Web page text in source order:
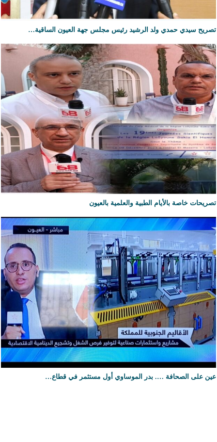
تصريح سيدي حمدي ولد الرشيد رئيس مجلس جهة العيون الساقية…
تصريحات خاصة بالأيام الطبية والعلمية بالعيون
عين على الصحافة …. بدر الموساوي أول مستثمر في قطاع…